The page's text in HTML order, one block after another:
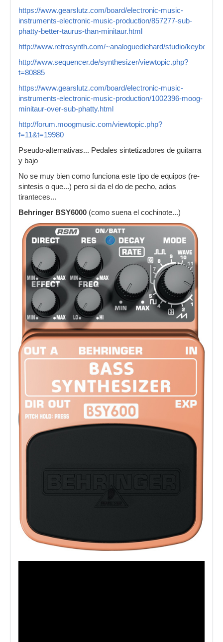
https://www.gearslutz.com/board/electronic-music-
instruments-electronic-music-production/857277-sub-
phatty-better-taurus-than-minitaur.html
http://www.retrosynth.com/~analoguediehard/studio/
http://www.sequencer.de/synthesizer/viewtopic.php?
t=80885
https://www.gearslutz.com/board/electronic-music-
instruments-electronic-music-production/1002396-moog-
minitaur-over-sub-phatty.html
http://forum.moogmusic.com/viewtopic.php?
f=11&t=19980
Pseudo-alternativas... Pedales sintetizadores de guitarra
y bajo
No se muy bien como funciona este tipo de equipos (re-
sintesis o que...) pero si da el do de pecho, adios
tiranteces...
Behringer BSY6000 (como suena el cochinote...)